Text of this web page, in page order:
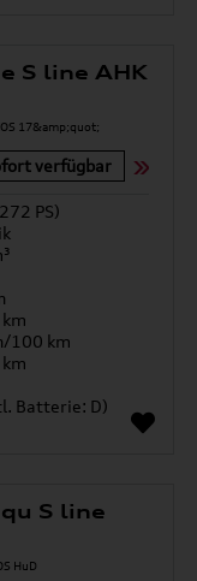
S line AHK
verfügbar
PS)
100 km
Batterie: D)
S line